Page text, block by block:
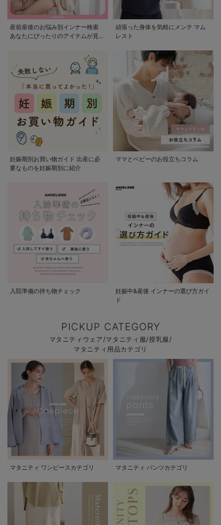
産前産後のお悩み別インナー検索
あなたにぴったりのアイテムが見つ
頑張った身体を気軽にメンテ マム
レスト
妊娠期別お買い物ガイド 出産に必
要なものを妊娠期別に紹介
ママとベビーのお役立ちコラム
入院準備の持ち物チェック
妊娠中&産後 インナーの選び方ガイ
ド
PICKUP CATEGORY
マタニティウェア/マタニティ服/授乳服/
マタニティ用品カテゴリ
マタニティ ワンピースカテゴリ マタニティ パンツカテゴリ